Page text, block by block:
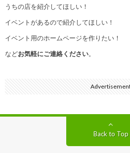
うちの店を紹介してほしい！
イベントがあるので紹介してほしい！
イベント用のホームページを作りたい！
などお気軽にご連絡ください。
Back to Top